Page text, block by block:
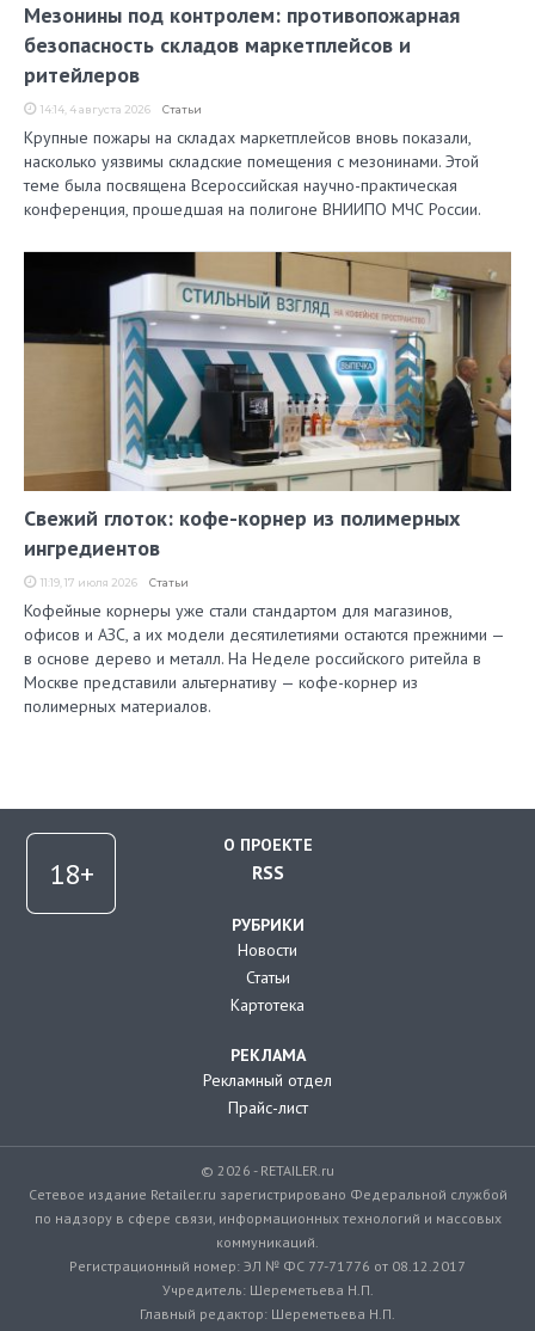
Мезонины под контролем: противопожарная
безопасность складов маркетплейсов и
ритейлеров
14:14, 4 августа 2026 Статьи
Крупные пожары на складах маркетплейсов вновь показали,
насколько уязвимы складские помещения с мезонинами. Этой
теме была посвящена Всероссийская научно-практическая
конференция, прошедшая на полигоне ВНИИПО МЧС России.
Свежий глоток: кофе-корнер из полимерных
ингредиентов
11:19, 17 июля 2026 Статьи
Кофейные корнеры уже стали стандартом для магазинов,
офисов и АЗС, а их модели десятилетиями остаются прежними —
в основе дерево и металл. На Неделе российского ритейла в
Москве представили альтернативу — кофе-корнер из
полимерных материалов.
О ПРОЕКТЕ
RSS
РУБРИКИ
Новости
Статьи
Картотека
РЕКЛАМА
Рекламный отдел
Прайс-лист
© 2026 - RETAILER.ru
Сетевое издание Retailer.ru зарегистрировано Федеральной службой
по надзору в сфере связи, информационных технологий и массовых
коммуникаций.
Регистрационный номер: ЭЛ № ФС 77-71776 от 08.12.2017
Учредитель: Шереметьева Н.П.
Главный редактор: Шереметьева Н.П.